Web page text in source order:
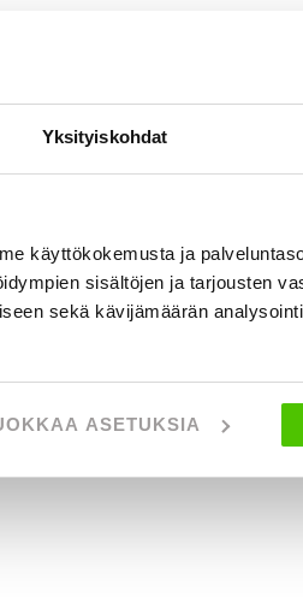
Yksityiskohdat
käyttökokemusta ja
sisältöjen ja tarjousten
sekä kävijämäärän
ASETUKSIA